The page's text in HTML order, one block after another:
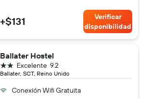
+$131
Verificar
disponibilidad
Ballater Hostel
Ballater, SCT, Reino Unido
9.2
Excelente
2 estrellas
Conexión Wifi Gratuita